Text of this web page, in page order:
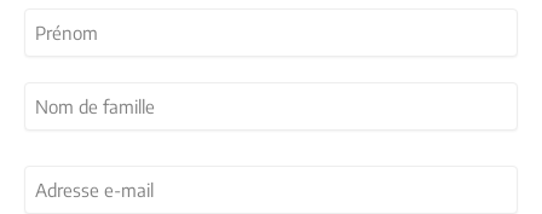
(Nécessaire)
Adresse
e-